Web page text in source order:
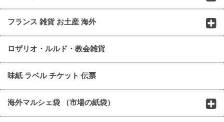
フランス 雑貨 お土産 海外
ロザリオ・ルルド・教会雑貨
味紙 ラベル チケット 伝票
海外マルシェ袋 （市場の紙袋）